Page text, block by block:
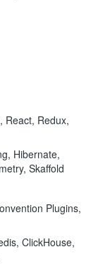
React, Redux,
Hibernate,
Skaffold
Plugins,
ClickHouse,